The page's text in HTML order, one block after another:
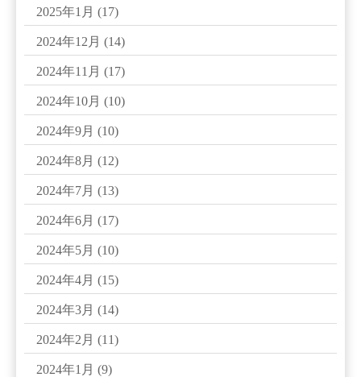
2025年1月 (17)
2024年12月 (14)
2024年11月 (17)
2024年10月 (10)
2024年9月 (10)
2024年8月 (12)
2024年7月 (13)
2024年6月 (17)
2024年5月 (10)
2024年4月 (15)
2024年3月 (14)
2024年2月 (11)
2024年1月 (9)